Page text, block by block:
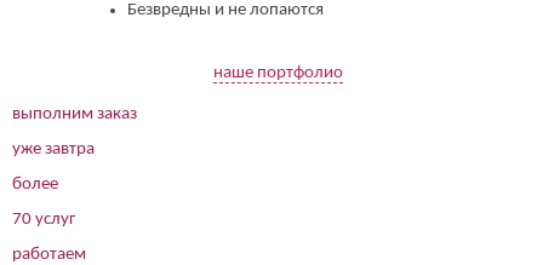
Безвредны и не лопаются
наше портфолио
выполним заказ
уже завтра
более
70 услуг
работаем